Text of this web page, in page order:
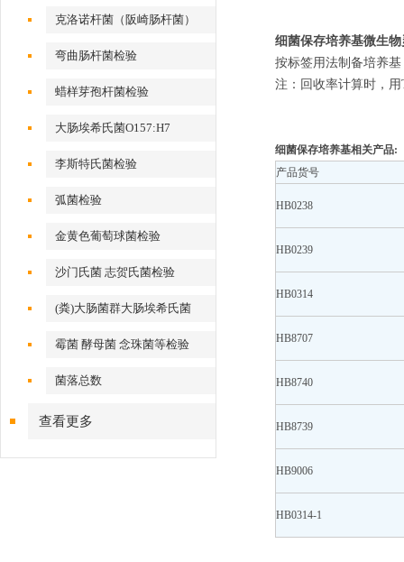
克洛诺杆菌（阪崎肠杆菌）
弯曲肠杆菌检验
蜡样芽孢杆菌检验
大肠埃希氏菌O157:H7
李斯特氏菌检验
弧菌检验
金黄色葡萄球菌检验
沙门氏菌 志贺氏菌检验
(粪)大肠菌群大肠埃希氏菌
霉菌 酵母菌 念珠菌等检验
菌落总数
查看更多
细菌保存培养基微生
按标签用法制备培养
注：回收率计算时，
细菌保存培养基相关产品:
产品货号
HB0238
HB0239
HB0314
HB8707
HB8740
HB8739
HB9006
HB0314-1